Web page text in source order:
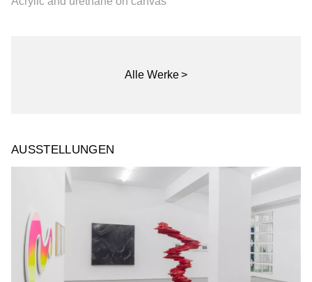
Alle Werke
AUSSTELLUNGEN